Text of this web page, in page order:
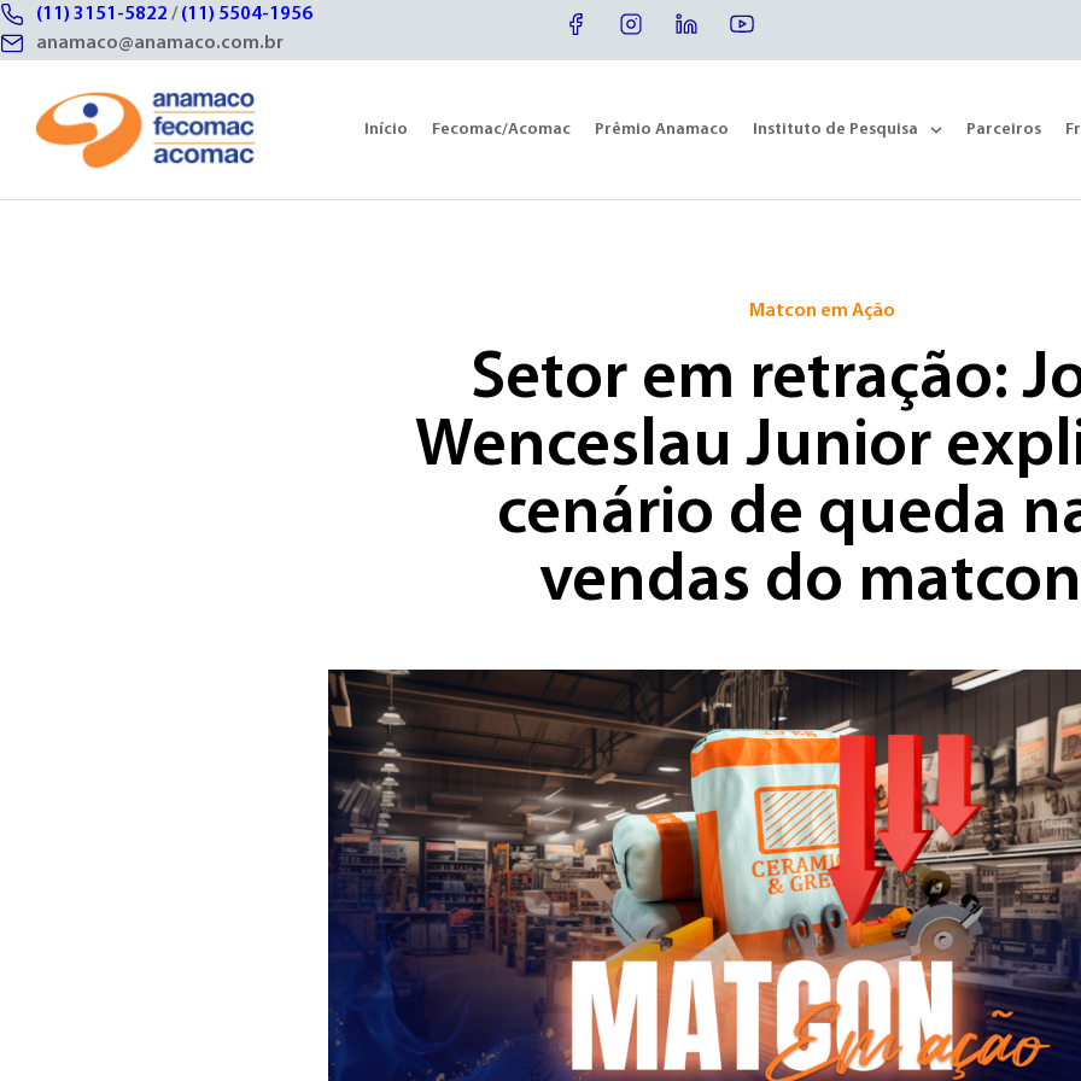
(11) 3151-5822 / (11) 5504-1956
anamaco@anamaco.com.br
Início Fecomac/Acomac Prêmio Anamaco Instituto de Pesquisa Parceiros
Matcon em Ação
Setor em retração:
Wenceslau Junior
cenário de queda
vendas do matcon